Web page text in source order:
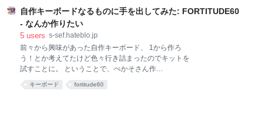
自作キーボードなるものに手を出してみた: FORTITUDE60
- なんか作りたい
5 users s-sef.hateblo.jp
前々から興味があった自作キーボード、 1から作ろ
う！とか考えてたけど色々行き詰まったのでキットを
試すことに。 ということで、ぺかそさん作
plustk2s.com 個人的押しポイント 1. 左右分裂のナイス
キーボード fortitude60